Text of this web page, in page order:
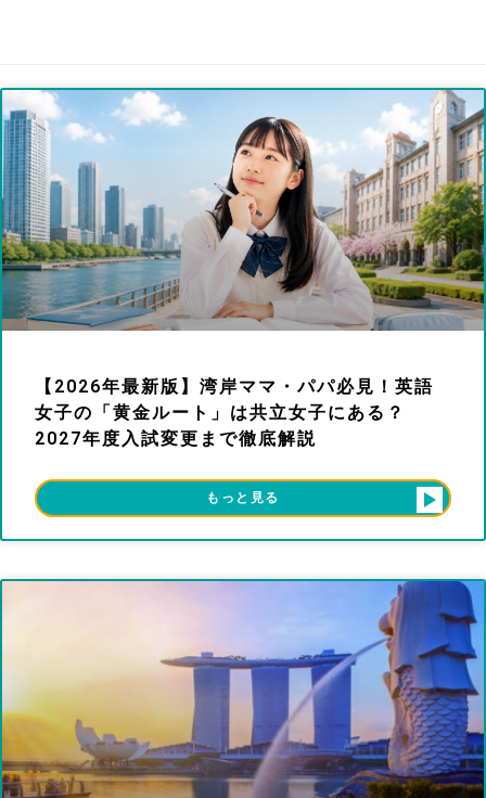
【2026年最新版】湾岸ママ・パパ必見！英語
女子の「黄金ルート」は共立女子にある？
2027年度入試変更まで徹底解説
もっと見る